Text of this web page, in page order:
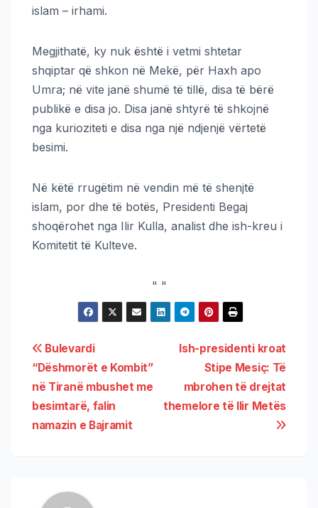
islam – irhami.
Megjithatë, ky nuk është i vetmi shtetar
shqiptar që shkon në Mekë, për Haxh apo
Umra; në vite janë shumë të tillë, disa të bërë
publikë e disa jo. Disa janë shtyrë të shkojnë
nga kurioziteti e disa nga një ndjenjë vërtetë
besimi.
Në këtë rrugëtim në vendin më të shenjtë
islam, por dhe të botës, Presidenti Begaj
shoqërohet nga Ilir Kulla, analist dhe ish-kreu i
Komitetit të Kulteve.
" "
Ish-presidenti kroat
Stipe Mesiç: Të
mbrohen të drejtat
themelore të Ilir Metës
Bulevardi
“Dëshmorët e Kombit”
në Tiranë mbushet me
besimtarë, falin
namazin e Bajramit